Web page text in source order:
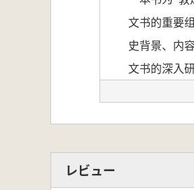
文书的重要
史背景、内
文书的深入
本書は「敦
煌写本の時
レビュー